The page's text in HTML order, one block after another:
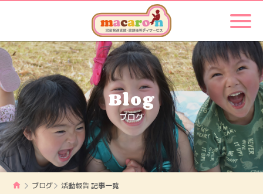
Blog
ブログ
ブログ 活動報告 記事一覧